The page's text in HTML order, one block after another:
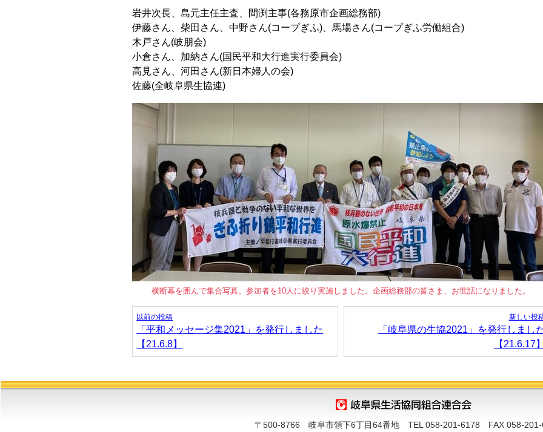
岩井次長、島元主任主査、間渕主事(各務原市企画総務部)
伊藤さん、柴田さん、中野さん(コープぎふ)、馬場さん(コープぎふ労働組合)
木戸さん(岐朋会)
小倉さん、加納さん(国民平和大行進実行委員会)
高見さん、河田さん(新日本婦人の会)
佐藤(全岐阜県生協連)
横断幕を囲んで集合写真。参加者を10人に絞り実施しました。企画総務部の皆さま、お世話になりました。
投
稿
ナ
ビ
ー
以前の投稿
「平和メッセージ集2021」を発行しました
【21.6.8】
新しい投
「岐阜県の生協2021」を発行しまし
【21.6.17
〒500-8766 岐阜市領下6丁目64番地 TEL 058-201-6178 FAX 058-201-